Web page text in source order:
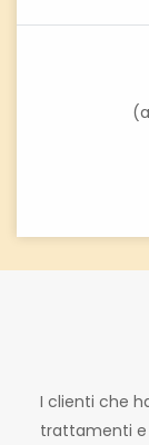
I clienti che
trattamenti e